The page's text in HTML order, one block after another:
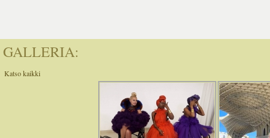
GALLERIA:
Katso kaikki